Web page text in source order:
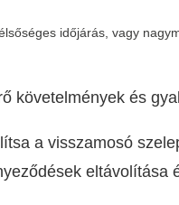
időjárás, vagy
követelmények és
a visszamosó